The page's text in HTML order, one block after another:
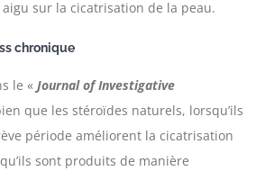
sur la cicatrisation de la peau.
chronique
le « Journal of Investigative
que les stéroïdes naturels, lorsqu’ils
période améliorent la cicatrisation
sont produits de manière